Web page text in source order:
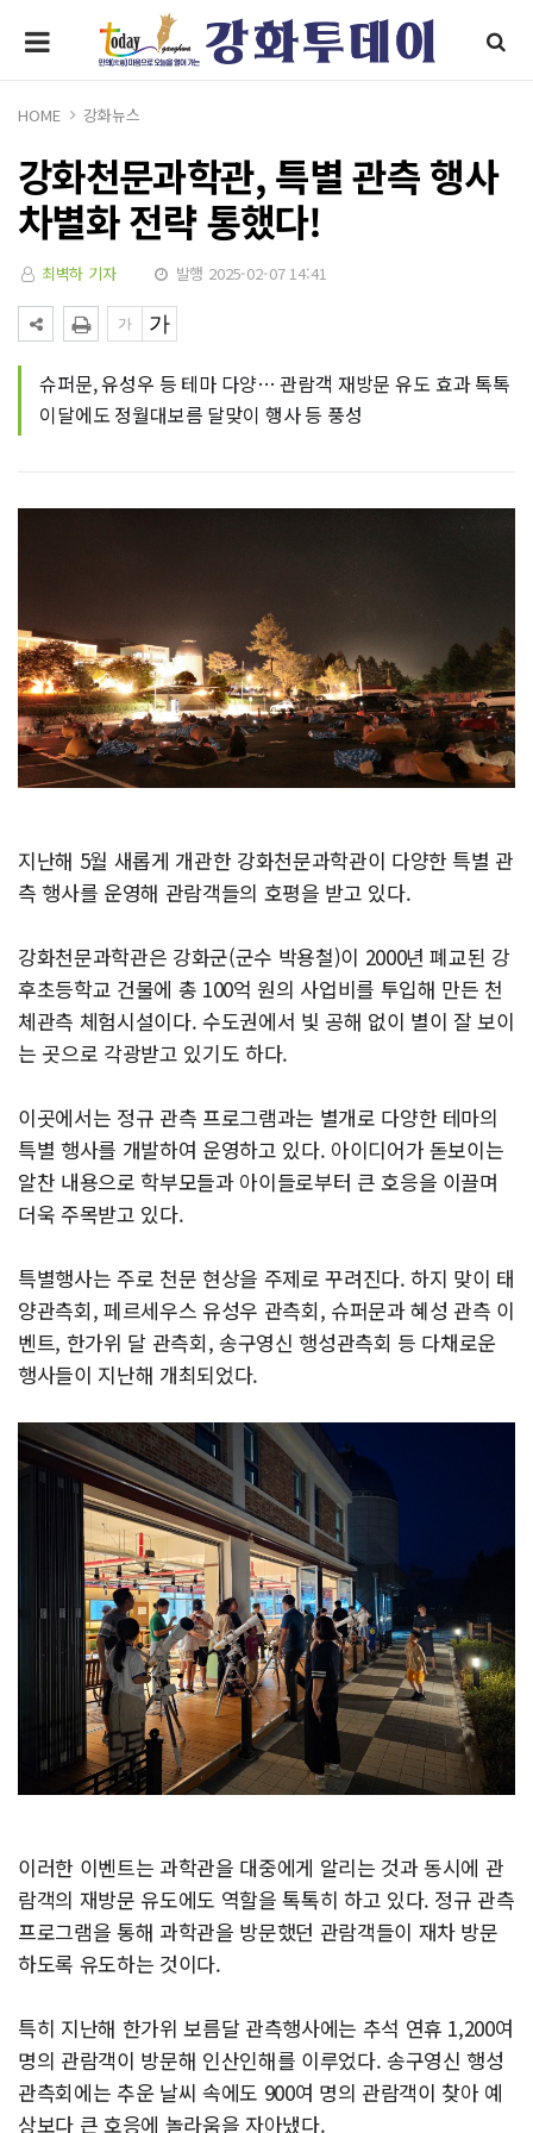
HOME 강화뉴스
강화천문과학관, 특별 관측 행사
차별화 전략 통했다!
최벽하 기자 발행 2025-02-07 14:41
슈퍼문, 유성우 등 테마 다양… 관람객 재방문 유도 효과 톡톡
이달에도 정월대보름 달맞이 행사 등 풍성
지난해 5월 새롭게 개관한 강화천문과학관이 다양한 특별 관
측 행사를 운영해 관람객들의 호평을 받고 있다.
강화천문과학관은 강화군(군수 박용철)이 2000년 폐교된 강
후초등학교 건물에 총 100억 원의 사업비를 투입해 만든 천
체관측 체험시설이다. 수도권에서 빛 공해 없이 별이 잘 보이
는 곳으로 각광받고 있기도 하다.
이곳에서는 정규 관측 프로그램과는 별개로 다양한 테마의
특별 행사를 개발하여 운영하고 있다. 아이디어가 돋보이는
알찬 내용으로 학부모들과 아이들로부터 큰 호응을 이끌며
더욱 주목받고 있다.
특별행사는 주로 천문 현상을 주제로 꾸려진다. 하지 맞이 태
양관측회, 페르세우스 유성우 관측회, 슈퍼문과 혜성 관측 이
벤트, 한가위 달 관측회, 송구영신 행성관측회 등 다채로운
행사들이 지난해 개최되었다.
이러한 이벤트는 과학관을 대중에게 알리는 것과 동시에 관
람객의 재방문 유도에도 역할을 톡톡히 하고 있다. 정규 관측
프로그램을 통해 과학관을 방문했던 관람객들이 재차 방문
하도록 유도하는 것이다.
특히 지난해 한가위 보름달 관측행사에는 추석 연휴 1,200여
명의 관람객이 방문해 인산인해를 이루었다. 송구영신 행성
관측회에는 추운 날씨 속에도 900여 명의 관람객이 찾아 예
상보다 큰 호응에 놀라움을 자아냈다.